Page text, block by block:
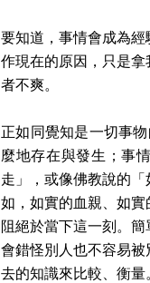
要知道，事情會成為
作現在的原因，只是
者不爽。
正如同覺知是一切事
麼地存在與發生；事
走」，或像佛教說的
如，如實的血親、如
阻絕於當下這一刻。
會錯怪別人也不容易
去的知識來比較、衡量